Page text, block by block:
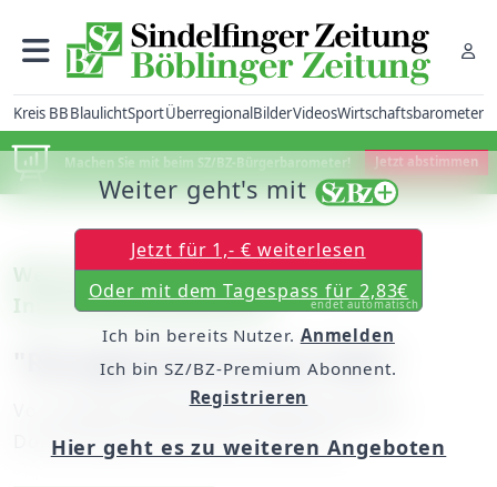
Kreis BBBlaulichtSportÜberregionalBilderVideosWirtschaftsbarometer
Machen Sie mit beim SZ/BZ-Bürgerbarometer! Jetzt abstimmen
Weil der Stadt: Gemeinderat vertagt
Innenstadt-Wettbewerb
"Rausgeschmissenes Geld"
unserem Mitarbeiter Matthias Staber
Donnerstag, 28. Juni 2007, 00:00 Uhr
Weiter geht's mit
Jetzt für 1,- € weiterlesen
Oder mit dem Tagespass für 2,83€
endet automatisch
Ich bin bereits Nutzer. Anmelden
Ich bin SZ/BZ-Premium Abonnent.
Registrieren
Hier geht es zu weiteren Angeboten